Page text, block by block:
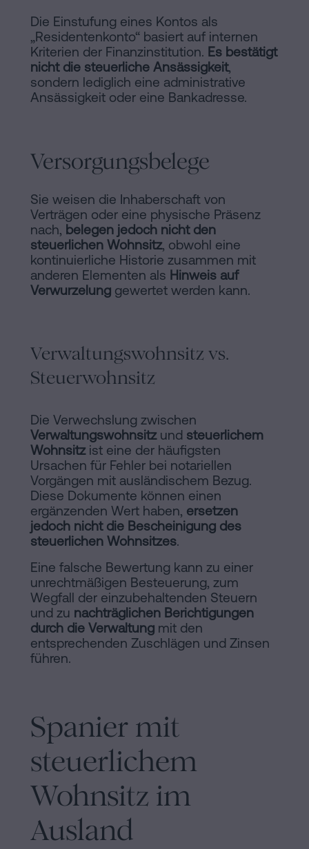
Die Einstufung eines Kontos als
„Residentenkonto“ basiert auf internen
Kriterien der Finanzinstitution. Es bestätigt
nicht die steuerliche Ansässigkeit,
sondern lediglich eine administrative
Ansässigkeit oder eine Bankadresse.
Versorgungsbelege
Sie weisen die Inhaberschaft von
Verträgen oder eine physische Präsenz
nach, belegen jedoch nicht den
steuerlichen Wohnsitz, obwohl eine
kontinuierliche Historie zusammen mit
anderen Elementen als Hinweis auf
Verwurzelung gewertet werden kann.
Verwaltungswohnsitz vs.
Steuerwohnsitz
Die Verwechslung zwischen
Verwaltungswohnsitzund steuerlichem
Wohnsitzist eine der häufigsten
Ursachen für Fehler bei notariellen
Vorgängen mit ausländischem Bezug.
Diese Dokumente können einen
ergänzenden Wert haben, ersetzen
jedoch nicht die Bescheinigung des
steuerlichen Wohnsitzes.
Eine falsche Bewertung kann zu einer
unrechtmäßigen Besteuerung, zum
Wegfall der einzubehaltenden Steuern
und zu nachträglichen Berichtigungen
durch die Verwaltung mit den
entsprechenden Zuschlägen und Zinsen
führen.
Spanier mit
steuerlichem
Wohnsitz im
Ausland